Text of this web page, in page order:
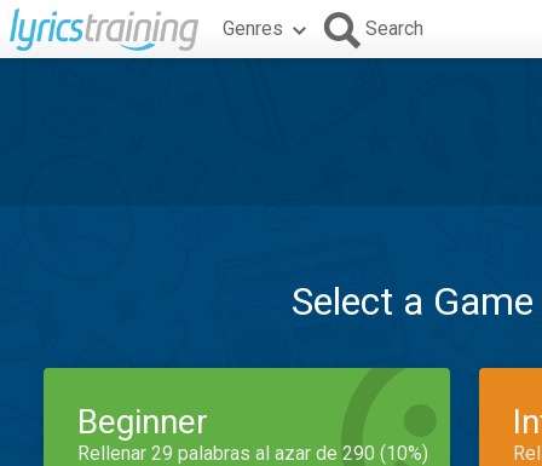
Genres Search
Select a
Beginner
Rellenar 29 palabras al azar de 290 (10%)